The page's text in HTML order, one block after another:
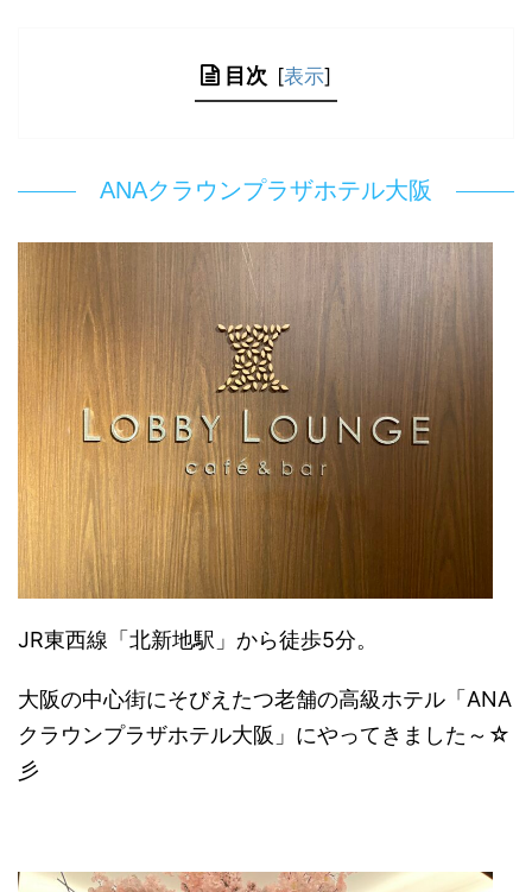
目次 [表示]
ANAクラウンプラザホテル大阪
JR東西線「北新地駅」から徒歩5分。
大阪の中心街にそびえたつ老舗の高級ホテル「ANA
クラウンプラザホテル大阪」にやってきました～☆
彡